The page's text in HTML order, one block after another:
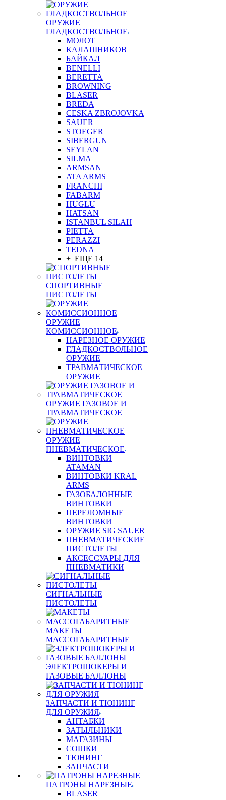
ОРУЖИЕ
ГЛАДКОСТВОЛЬНОЕ
МОЛОТ
КАЛАШНИКОВ
БАЙКАЛ
BENELLI
BERETTA
BROWNING
BLASER
BREDA
CESKA ZBROJOVKA
SAUER
STOEGER
SIBERGUN
SEYLAN
SILMA
ARMSAN
ATA ARMS
FRANCHI
FABARM
HUGLU
HATSAN
ISTANBUL SILAH
PIETTA
PERAZZI
TEDNA
+ ЕЩЕ 14
СПОРТИВНЫЕ
ПИСТОЛЕТЫ
ОРУЖИЕ
КОМИССИОННОЕ
НАРЕЗНОЕ ОРУЖИЕ
ГЛАДКОСТВОЛЬНОЕ
ОРУЖИЕ
ТРАВМАТИЧЕСКОЕ
ОРУЖИЕ
ОРУЖИЕ ГАЗОВОЕ И
ТРАВМАТИЧЕСКОЕ
ОРУЖИЕ
ПНЕВМАТИЧЕСКОЕ
ВИНТОВКИ
ATAMAN
ВИНТОВКИ KRAL
ARMS
ГАЗОБАЛОННЫЕ
ВИНТОВКИ
ПЕРЕЛОМНЫЕ
ВИНТОВКИ
ОРУЖИЕ SIG SAUER
ПНЕВМАТИЧЕСКИЕ
ПИСТОЛЕТЫ
АКСЕССУАРЫ ДЛЯ
ПНЕВМАТИКИ
СИГНАЛЬНЫЕ
ПИСТОЛЕТЫ
МАКЕТЫ
МАССОГАБАРИТНЫЕ
ЭЛЕКТРОШОКЕРЫ И
ГАЗОВЫЕ БАЛЛОНЫ
ЗАПЧАСТИ И ТЮНИНГ
ДЛЯ ОРУЖИЯ
АНТАБКИ
ЗАТЫЛЬНИКИ
МАГАЗИНЫ
СОШКИ
ТЮНИНГ
ЗАПЧАСТИ
ПАТРОНЫ НАРЕЗНЫЕ
BLASER